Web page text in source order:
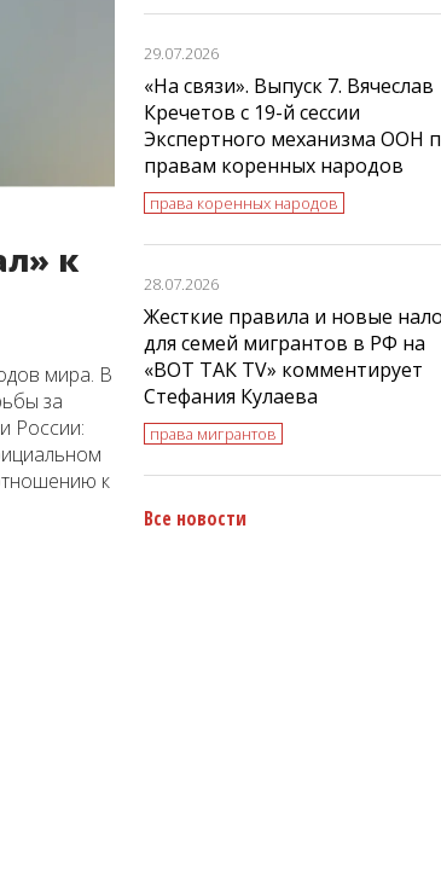
к
мира. В
за
России:
к
29.07.2026
«На связи». Выпуск 7. Вячеслав
Кречетов с 19-й сессии
Экспертного механизма ООН
правам коренных народов
права коренных народов
28.07.2026
Жесткие правила и новые
для семей мигрантов в РФ на
«ВОТ ТАК TV» комментирует
Стефания Кулаева
права мигрантов
Все новости